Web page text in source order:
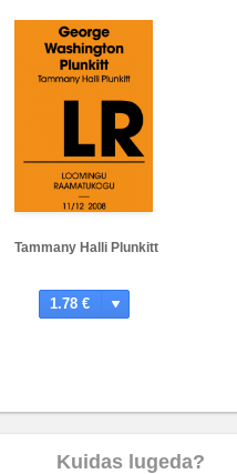
Tammany Halli Plunkitt
1.78 €
Kuidas lugeda?